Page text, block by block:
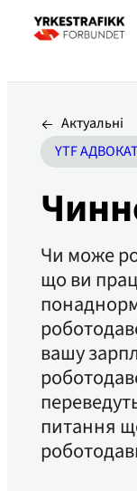
Актуальні
YTF
Чи може
що ви
вашу
питання